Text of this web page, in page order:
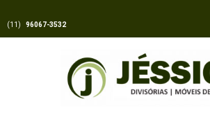
(11) 96067-3532